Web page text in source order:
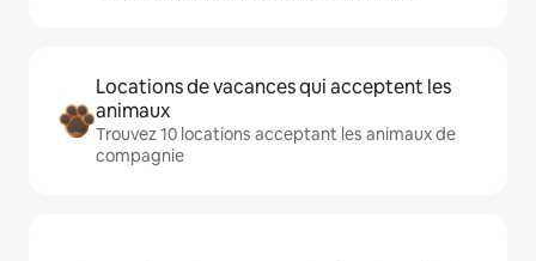
Locations de vacances qui acceptent les
animaux
Trouvez 10 locations acceptant les animaux de
compagnie